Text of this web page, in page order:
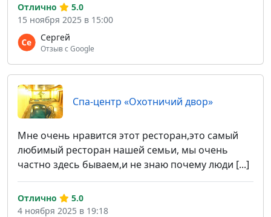
Сергей
Отзыв с Google
Отлично
5.0
15 ноября 2025 в 15:00
Спа-центр «Охотничий двор»
Мне очень нравится этот ресторан,это самый
любимый ресторан нашей семьи, мы очень
частно здесь бываем,и не знаю почему люди [...]
Отлично
5.0
4 ноября 2025 в 19:18